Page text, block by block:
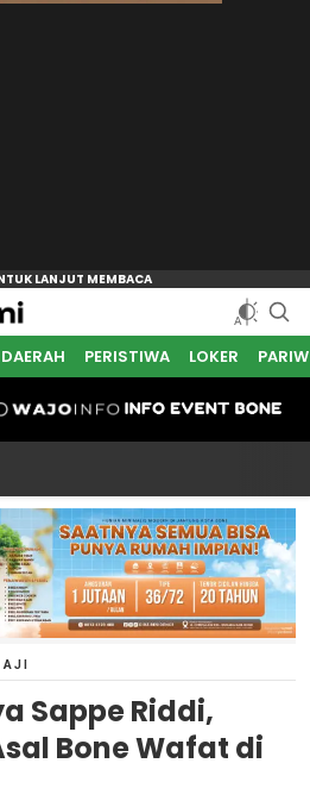
DAERAH PERISTIWA LOKER
Sappe Riddi,
Bone Wafat di